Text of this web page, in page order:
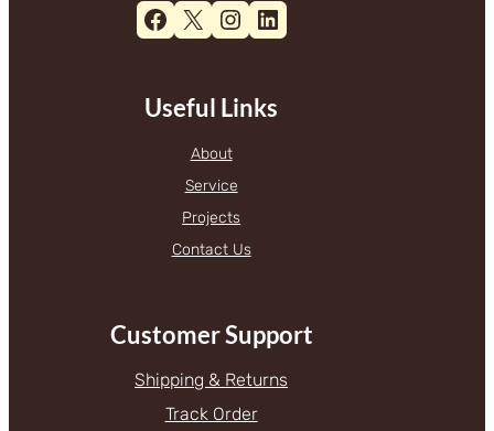
Facebook X Instagram LinkedIn
Useful Links
About
Service
Projects
Contact Us
Customer Support
Shipping & Returns
Track Order